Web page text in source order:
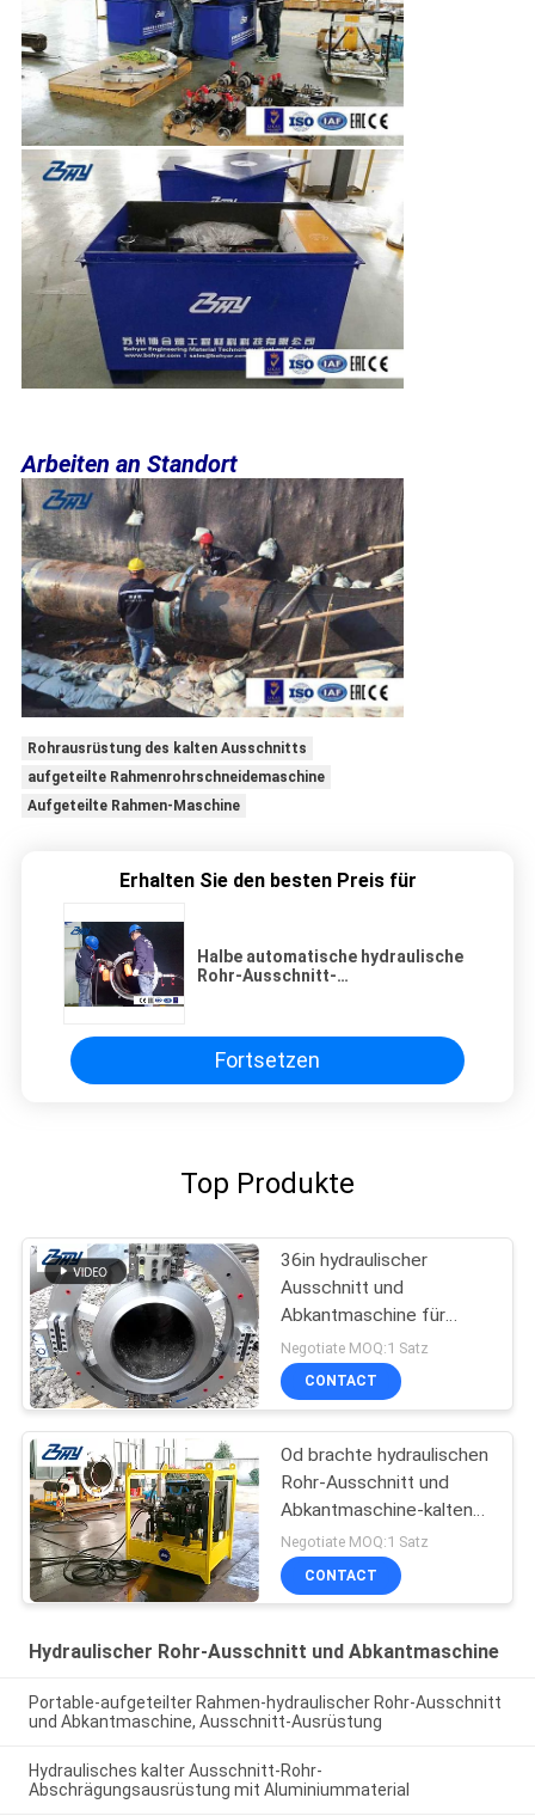
Arbeiten an Standort
Rohrausrüstung des kalten Ausschnitts
aufgeteilte Rahmenrohrschneidemaschine
Aufgeteilte Rahmen-Maschine
Erhalten Sie den besten Preis für
Halbe automatische hydraulische
Rohr-Ausschnitt-
Fortsetzen
Top Produkte
36in hydraulischer
Ausschnitt und
Abkantmaschine für
Rohre, 42in Rohr-
Schneider und Beveler
Negotiate MOQ:1 Satz
CONTACT
Od brachte hydraulischen
Rohr-Ausschnitt und
Abkantmaschine-kalten
Ausschnitt für Öl u.
Erdgasleitung repaire an
Negotiate MOQ:1 Satz
CONTACT
Hydraulischer Rohr-Ausschnitt und Abkantmaschine
Portable-aufgeteilter Rahmen-hydraulischer Rohr-Ausschnitt
und Abkantmaschine, Ausschnitt-Ausrüstung
Hydraulisches kalter Ausschnitt-Rohr-
Abschrägungsausrüstung mit Aluminiummaterial